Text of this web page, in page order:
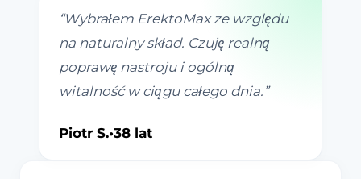
“Wybrałem ErektoMax ze względu
na naturalny skład. Czuję realną
poprawę nastroju i ogólną
witalność w ciągu całego dnia. ”
Piotr S.•38 lat